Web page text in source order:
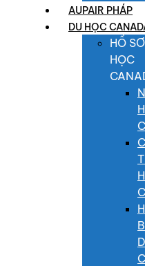
AUPAIR PHÁP
DU HỌC
HỒ
HỌC